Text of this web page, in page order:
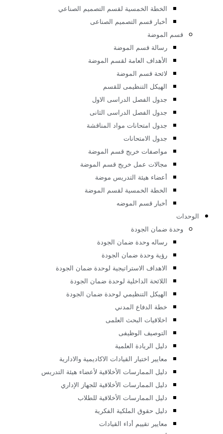
دليل الطالب
أخبار قسم الجرافيك
التصميم الصناعى
رسالة قسم التصميم الصناعي
أهداف قسم التصميم الصناعي
لائحة قسم التصميم الصناعي
الهيكل التنظيمى للقسم
جدول الفصل الدراسى الاول
جدول الفصل الدراسى الثانى
جدول امتحانات مواد المناقشة
جدول الامتحانات
مواصفات خريج قسم التصميم الصناعي
مجالات عمل الخريج قسم التصميم الصناعي
أعضاء هيئه التدريس تصميم صناعي
الخطة الخمسية لقسم التصميم الصناعي
أخبار قسم التصميم الصناعى
رسالة قسم الموضة
الأهداف العامة لقسم الموضة
لائحة قسم الموضة
الهيكل التنظيمى للقسم
جدول الفصل الدراسى الاول
جدول الفصل الدراسى الثانى
جدول امتحانات مواد المناقشة
جدول الامتحانات
مواصفات خريج قسم الموضة